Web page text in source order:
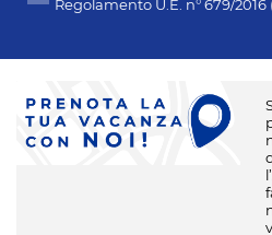
Regolamento U.E. n° 679/2016